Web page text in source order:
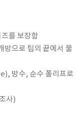
를 보장함
방으로 팁의 끝에서 물
방수, 순수 폴리프로
사)